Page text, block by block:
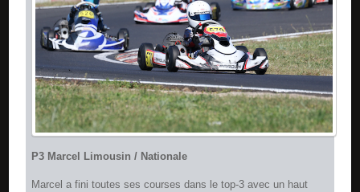
P3 Marcel Limousin / Nationale
Marcel a fini toutes ses courses dans le top-3 avec un haut